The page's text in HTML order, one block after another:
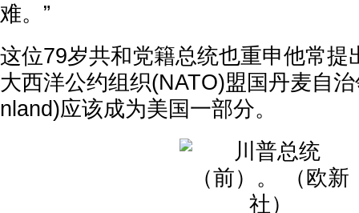
难。”
这位79岁共和党籍总统也重申他常提
大西洋公约组织(NATO)盟国丹麦自
nland)应该成为美国一部分。